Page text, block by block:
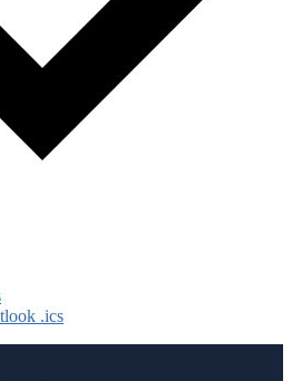
.ics